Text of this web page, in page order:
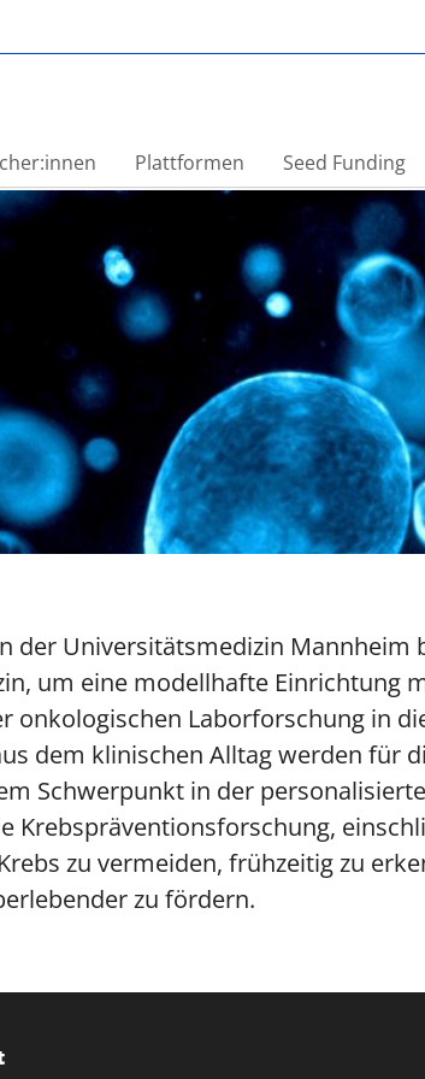
Plattformen Seed Funding
der Universitätsmedizin
um eine modellhafte Einrichtung
onkologischen Laborforschung in
dem klinischen Alltag werden für
Schwerpunkt in der
Krebspräventionsforschung,
zu vermeiden, frühzeitig zu
zu fördern.